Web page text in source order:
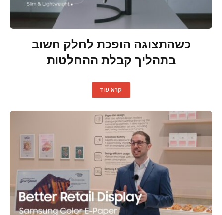
כשהתצוגה הופכת לחלק חשוב
בתהליך קבלת ההחלטות
קרא עוד